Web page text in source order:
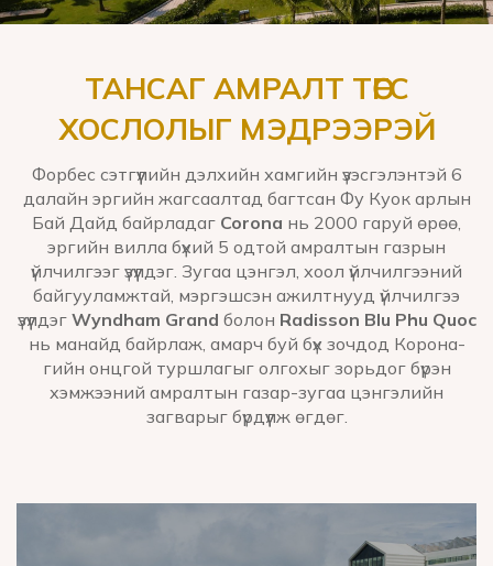
ТАНСАГ АМРАЛТ ТӨГС
ХОСЛОЛЫГ МЭДРЭЭРЭЙ
Форбес сэтгүүлийн дэлхийн хамгийн үзэсгэлэнтэй 6
далайн эргийн жагсаалтад багтсан Фу Куок арлын
Бай Дайд байрладаг Corona нь 2000 гаруй өрөө,
эргийн вилла бүхий 5 одтой амралтын газрын
үйлчилгээг үзүүлдэг. Зугаа цэнгэл, хоол үйлчилгээний
байгууламжтай, мэргэшсэн ажилтнууд үйлчилгээ
үзүүлдэг Wyndham Grand болон Radisson Blu Phu Quoc
нь манайд байрлаж, амарч буй бүх зочдод Корона-
гийн онцгой туршлагыг олгохыг зорьдог бүрэн
хэмжээний амралтын газар-зугаа цэнгэлийн
загварыг бүрдүүлж өгдөг.